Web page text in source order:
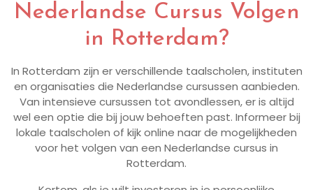
Nederlandse Cursus Volgen
in Rotterdam?
In Rotterdam zijn er verschillende taalscholen, instituten
en organisaties die Nederlandse cursussen aanbieden.
Van intensieve cursussen tot avondlessen, er is altijd
wel een optie die bij jouw behoeften past. Informeer bij
lokale taalscholen of kijk online naar de mogelijkheden
voor het volgen van een Nederlandse cursus in
Rotterdam.